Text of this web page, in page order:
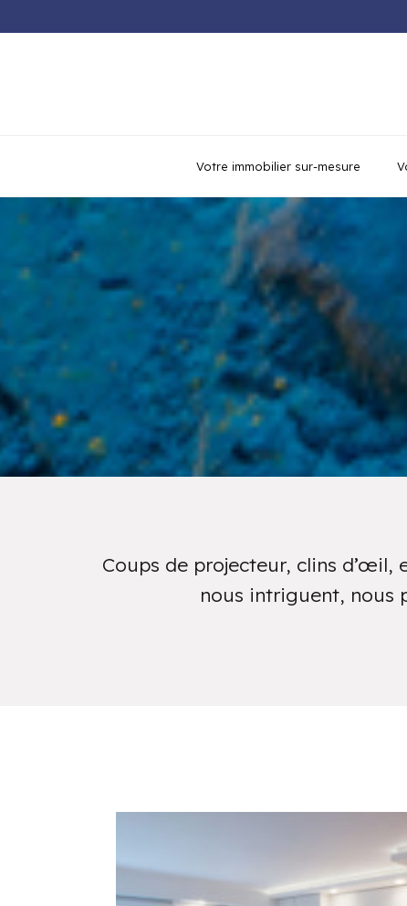
Votre immobilier sur-mesure
Coups de projecteur, clins d’œil,
nous intriguent, nous